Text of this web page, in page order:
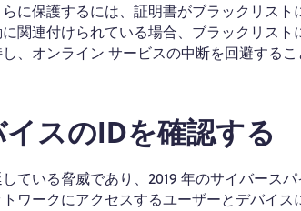
に保護するには、証明書がブラックリス
関連付けられている場合、ブラックリス
、オンライン サービスの中断を回避するこ
スのIDを確認する
ている脅威であり、2019 年のサイバース
ワークにアクセスするユーザーとデバイ